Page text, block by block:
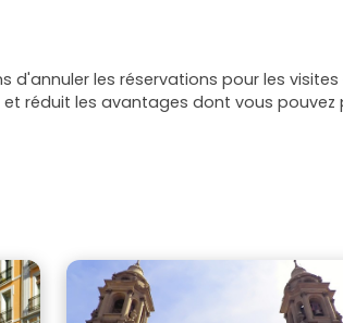
les réservations pour les
réduit les avantages dont vous pouvez